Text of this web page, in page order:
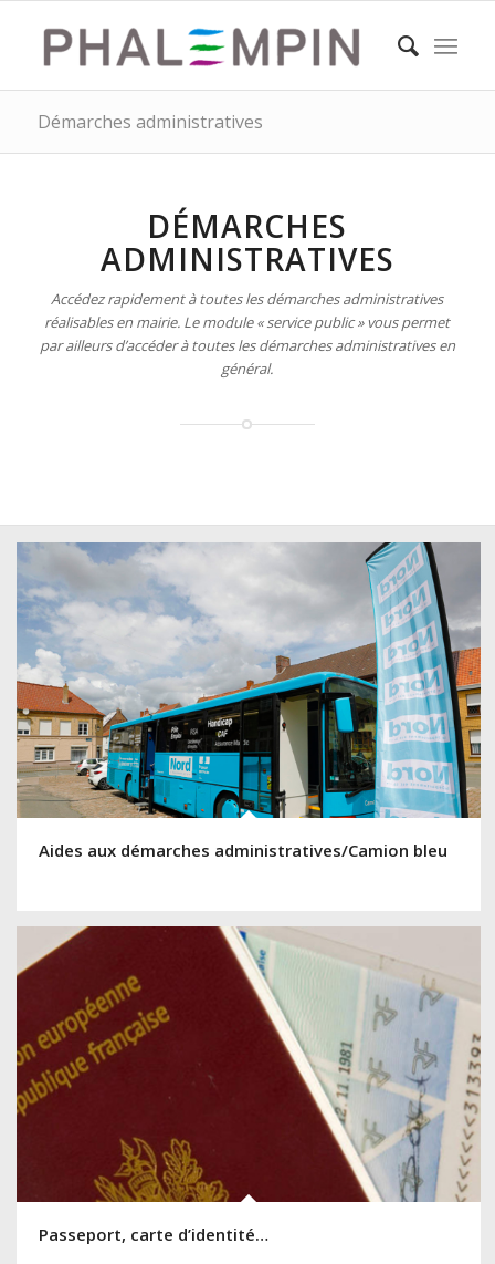
Démarches administratives
DÉMARCHES
ADMINISTRATIVES
Accédez rapidement à toutes les démarches administratives
réalisables en mairie. Le module « service public » vous permet
par ailleurs d’accéder à toutes les démarches administratives en
général.
Aides aux démarches administratives/Camion bleu
Passeport, carte d’identité…